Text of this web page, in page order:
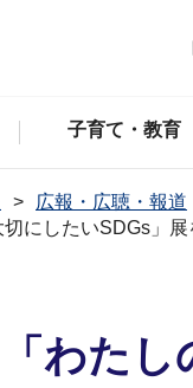
子育て・教育
広報・広聴・報道
にしたいSDGs」
「わた